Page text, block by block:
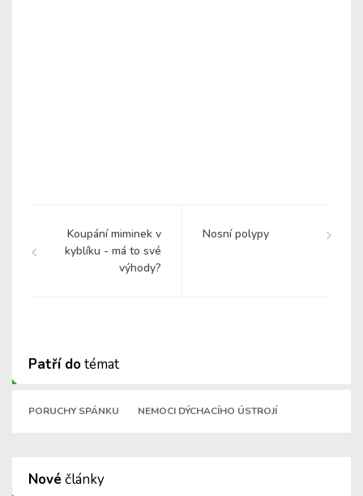
Koupání miminek v
kyblíku - má to své
výhody?
Nosní polypy
Patří dotémat
PORUCHY SPÁNKU NEMOCI DÝCHACÍHO ÚSTROJÍ
Nové články